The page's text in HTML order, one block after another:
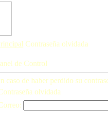
Contraseña olvidada
de Control
caso de haber perdido su
olvidada